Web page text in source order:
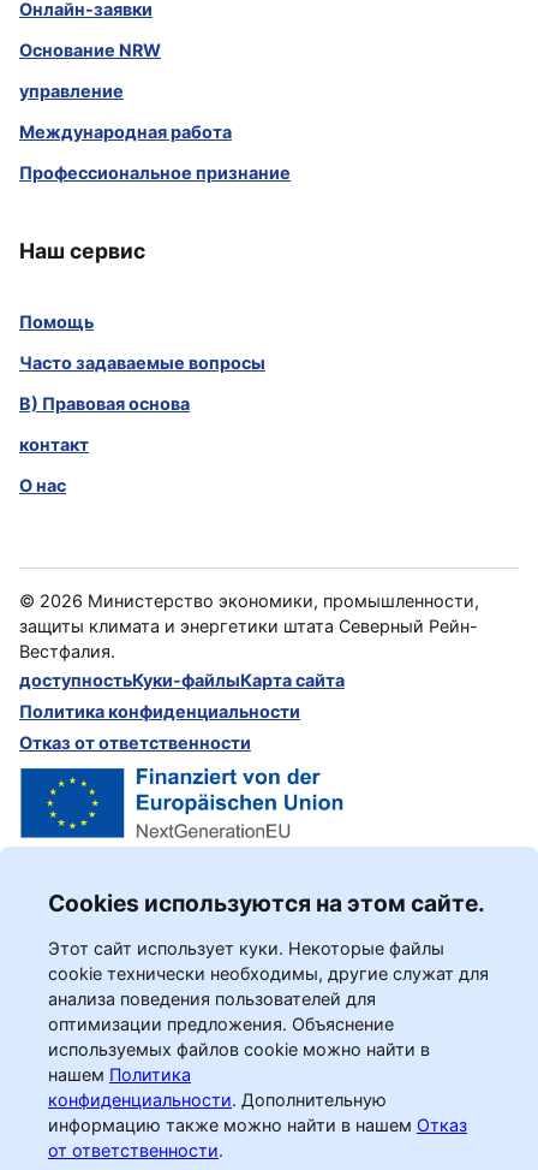
Онлайн-заявки
Основание NRW
управление
Международная работа
Профессиональное признание
Наш сервис
Помощь
Часто задаваемые вопросы
B) Правовая основа
контакт
О нас
© 2026 Министерство экономики, промышленности,
защиты климата и энергетики штата Северный Рейн-
Вестфалия.
доступностьКуки-файлыКарта сайта
Политика конфиденциальности
Отказ от ответственности
Cookies используются на этом сайте.
Этот сайт использует куки. Некоторые файлы
cookie технически необходимы, другие служат для
анализа поведения пользователей для
оптимизации предложения. Объяснение
используемых файлов cookie можно найти в
нашем Политика
конфиденциальности. Дополнительную
информацию также можно найти в нашем Отказ
от ответственности.